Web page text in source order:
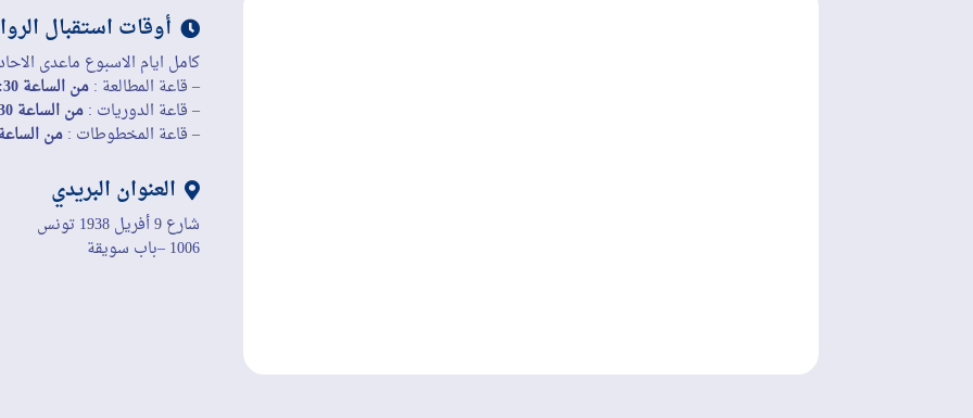
أوقات استقبال
كامل ايام الاسبوع ماعدى
– قاعة المطالعة :من الساعة 8:30 إلى الساعة 19:45
– قاعة الدوريات :من الساعة 8:30 إلى الساعة 19:45
– قاعة المخطوطات :من الساعة 8:30 إلى الساعة
العنوان البريدي
شارع 9 أفريل 1938 تونس
1006 –باب سويقة